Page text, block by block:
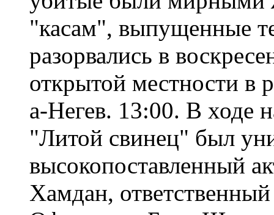
"касам", выпущенные
разорвались в
открытой местности в
а-Негев. 13:00. В ходе
"Литой свинец" был
высокопоставленный
Хамдан,